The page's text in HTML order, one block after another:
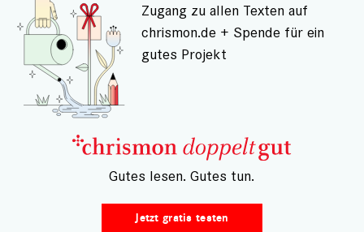
Am liebsten gemeinsam!
"Gemeinschaftliches Wohnen" gilt als heißer Tipp
Zugang zu allen Texten auf
chrismon.de + Spende für ein
gutes Projekt
– Gutes lesen. Gutes tun.
Jetzt gratis testen